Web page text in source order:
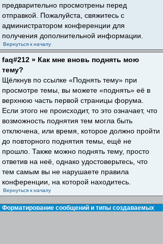
предварительно просмотрены перед
отправкой. Пожалуйста, свяжитесь с
администратором конференции для
получения дополнительной информации.
Вернуться к началу
faq#212 » Как мне вновь поднять мою
тему?
Щёлкнув по ссылке «Поднять тему» при
просмотре темы, вы можете «поднять» её в
верхнюю часть первой страницы форума.
Если этого не происходит, то это означает, что
возможность поднятия тем могла быть
отключена, или время, которое должно пройти
до повторного поднятия темы, ещё не
прошло. Также можно поднять тему, просто
ответив на неё, однако удостоверьтесь, что
тем самым вы не нарушаете правила
конференции, на которой находитесь.
Вернуться к началу
Форматирование сообщений и типы создаваемых